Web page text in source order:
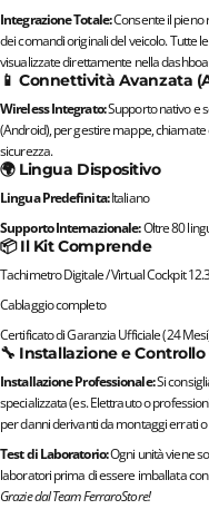
Integrazione Totale:Consente il pieno
dei comandi originali del veicolo. Tutte
visualizzate direttamente nella
📱 Connettività Avanzata
Wireless Integrato:Supporto nativo e
(Android), per gestire mappe,
sicurezza.
🌍 Lingua Dispositivo
Lingua Predefinita:Italiano
Supporto Internazionale:Oltre 80
📦 Il Kit Comprende
Tachimetro Digitale / Virtual Cockpit
Cablaggio completo
Certificato di Garanzia Ufficiale (24
🔧 Installazione e
Installazione Professionale:Si
specializzata (es. Elettrauto o
per danni derivanti da montaggi errati
Test di Laboratorio:Ogni unità viene
laboratori prima di essere imballata
Grazie dal Team FerraroStore!